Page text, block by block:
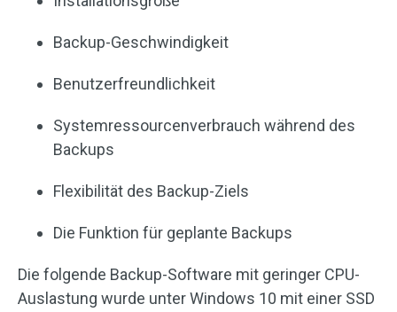
Backup-Geschwindigkeit
Benutzerfreundlichkeit
Systemressourcenverbrauch während des
Backups
Flexibilität des Backup-Ziels
Die Funktion für geplante Backups
Die folgende Backup-Software mit geringer CPU-
Auslastung wurde unter Windows 10 mit einer SSD